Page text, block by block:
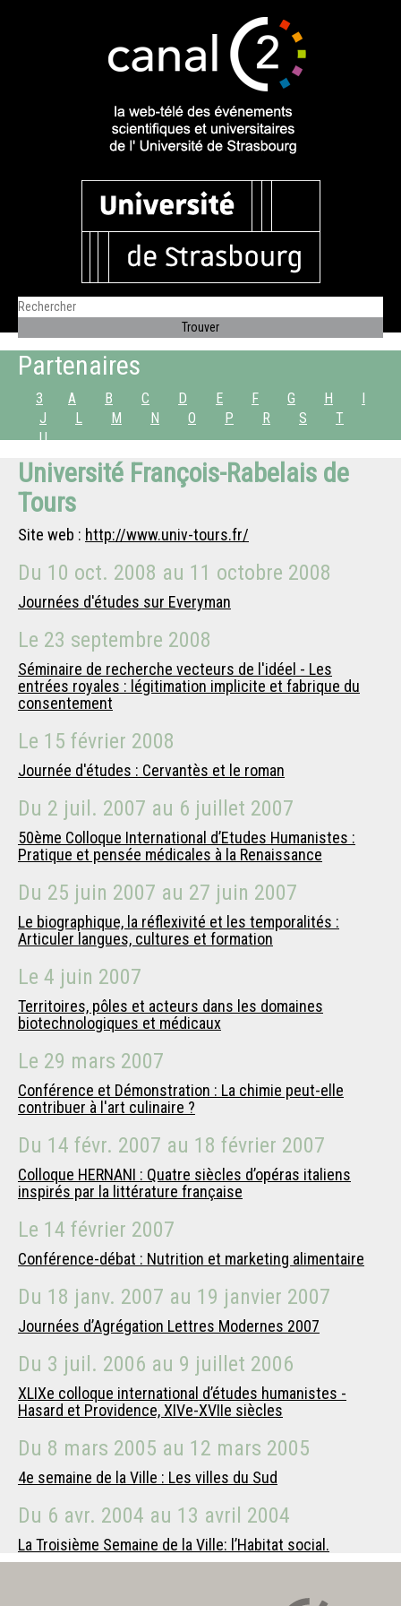
Partenaires
3 A B C D E F G H
I
J
L M N O P R S
T
U
Université François-Rabelais de
Tours
Site web : http://www.univ-tours.fr/
Du 10 oct. 2008 au 11 octobre 2008
Journées d'études sur Everyman
Le 23 septembre 2008
Séminaire de recherche vecteurs de l'idéel - Les
entrées royales : légitimation implicite et fabrique du
consentement
Le 15 février 2008
Journée d'études : Cervantès et le roman
Du 2 juil. 2007 au 6 juillet 2007
50ème Colloque International d’Etudes Humanistes :
Pratique et pensée médicales à la Renaissance
Du 25 juin 2007 au 27 juin 2007
Le biographique, la réflexivité et les temporalités :
Articuler langues, cultures et formation
Le 4 juin 2007
Territoires, pôles et acteurs dans les domaines
biotechnologiques et médicaux
Le 29 mars 2007
Conférence et Démonstration : La chimie peut-elle
contribuer à l'art culinaire ?
Du 14 févr. 2007 au 18 février 2007
Colloque HERNANI : Quatre siècles d’opéras italiens
inspirés par la littérature française
Le 14 février 2007
Conférence-débat : Nutrition et marketing alimentaire
Du 18 janv. 2007 au 19 janvier 2007
Journées d’Agrégation Lettres Modernes 2007
Du 3 juil. 2006 au 9 juillet 2006
XLIXe colloque international d’études humanistes -
Hasard et Providence, XIVe-XVIIe siècles
Du 8 mars 2005 au 12 mars 2005
4e semaine de la Ville : Les villes du Sud
Du 6 avr. 2004 au 13 avril 2004
La Troisième Semaine de la Ville: l’Habitat social.